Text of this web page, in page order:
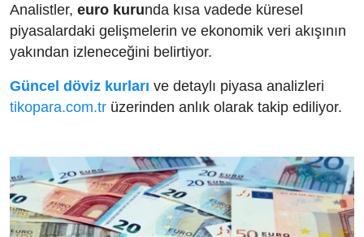
Analistler, euro kurunda kısa vadede küresel
piyasalardaki gelişmelerin ve ekonomik veri akışının
yakından izleneceğini belirtiyor.
Güncel döviz kurları ve detaylı piyasa analizleri
tikopara.com.tr üzerinden anlık olarak takip ediliyor.